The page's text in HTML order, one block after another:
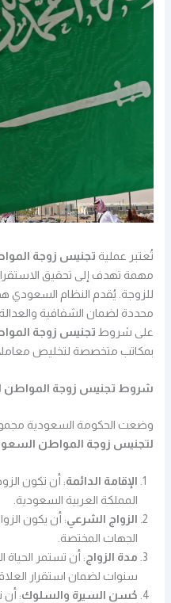
تُعتبر عملية تجنيس زوجة
مهمة تهدف إلى تحقيق الاستقرار
للزوجة. يُقدم النظام
محددة لضمان الشفافية
على شروط تجنيس زوجة
بمكاتب متخصصة لتخليص
شروط تجنيس زوجة المواطن
وضعت الحكومة السعودية
لتجنيس زوجة المواطن
الإقامة الدائمة: أن تكون
المملكة العربية السعودية.
الزواج الشرعي: أن يكون
الجهات المختصة.
مدة الزواج
سنوات لضمان استقرار
حُسن السيرة والسلوك: أن